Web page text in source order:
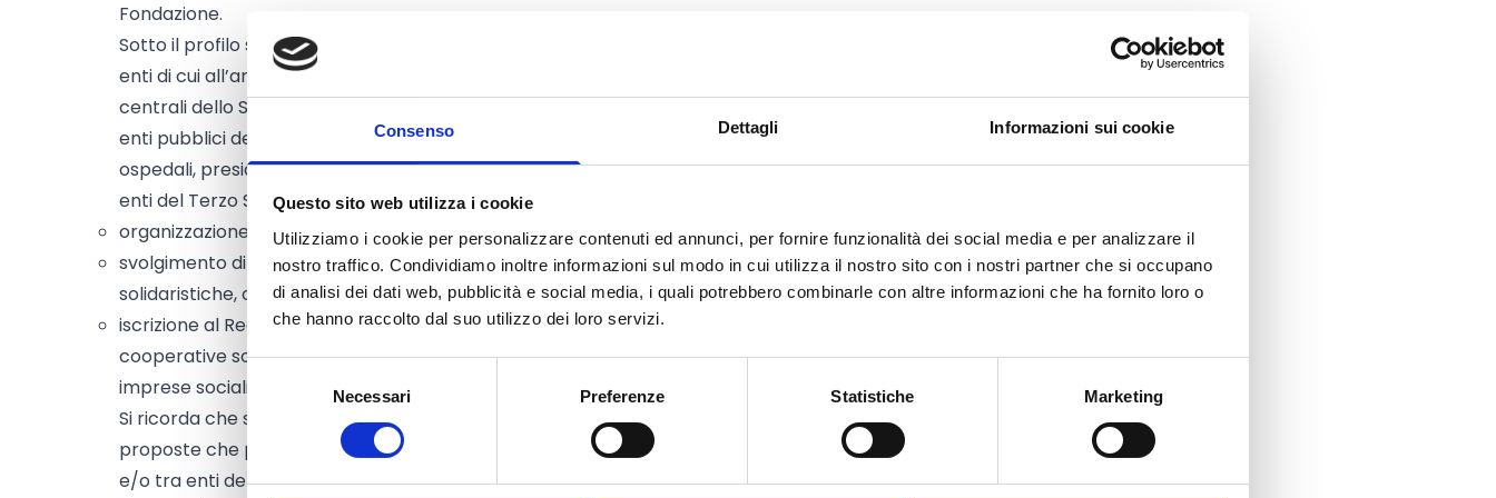
Consenso Dettagli Informazioni sui cookie
Questo sito web utilizza i cookie
Utilizziamo i cookie per personalizzare contenuti ed annunci, per fornire funzionalità dei social media e per analizzare il
nostro traffico. Condividiamo inoltre informazioni sul modo in cui utilizza il nostro sito con i nostri partner che si occupano
di analisi dei dati web, pubblicità e social media, i quali potrebbero combinarle con altre informazioni che ha fornito loro o
che hanno raccolto dal suo utilizzo dei loro servizi.
del
consenso
Necessari Preferenze Statistiche Marketing
Fondazione.
Sotto il profilo soggettivo, possono proporre iniziative alla Fondazione:
enti di cui all’art. 114 della Costituzione (Comuni, Regioni, Amministrazioni
centrali dello Stato);
enti pubblici deputati all’erogazione di servizi sanitari e socio assistenziali (ASL,
ospedali, presidi ospedalieri, ecc.);
enti del Terzo Settore (ETS) che rispondano a tutti i seguenti requisiti:
organizzazione senza scopo di lucro;
svolgimento di attività di interesse generale per perseguire finalità civiche,
solidaristiche, o di utilità sociale;
iscrizione al Registro Unico Nazionale degli Enti del Terzo Settore.
cooperative sociali
imprese sociali.
Si ricorda che saranno considerate in maniera particolarmente positiva le
proposte che prevedano la
collaborazione tra diversi enti del Terzo Settore
e/o tra enti del Terzo Settore e Istituzioni pubbliche.